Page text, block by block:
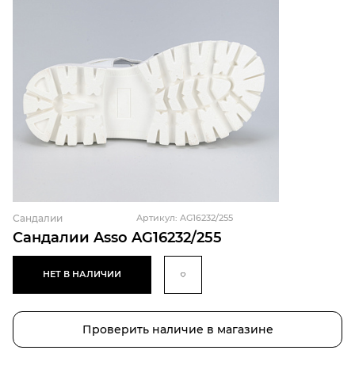
Сандалии Asso AG16232/255
Сандалии Артикул: AG16232/255
НЕТ В НАЛИЧИИ
Проверить наличие в магазине